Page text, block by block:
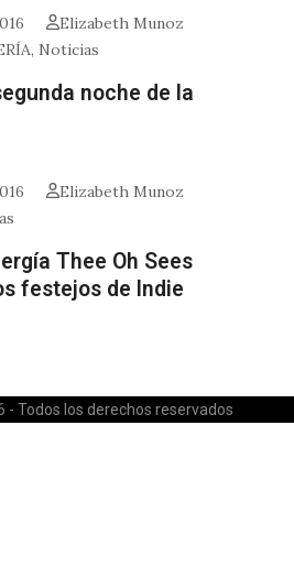
Elizabeth Munoz
, Noticias
noche de la
Elizabeth Munoz
Thee Oh Sees
festejos de Indie
- Todos los derechos reservados